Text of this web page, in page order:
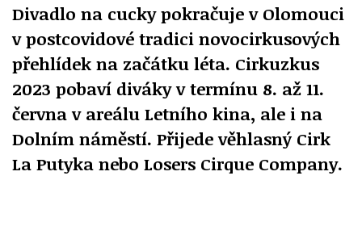
Divadlo na cucky pokračuje v Olomouci
v postcovidové tradici novocirkusových
přehlídek na začátku léta. Cirkuzkus
2023 pobaví diváky v termínu 8. až 11.
června v areálu Letního kina, ale i na
Dolním náměstí. Přijede věhlasný Cirk
La Putyka nebo Losers Cirque Company.